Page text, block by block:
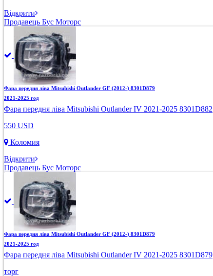
Відкрити
Продавець Бус Моторс
Фара передня ліва Mitsubishi Outlander GF (2012-) 8301D879
2021-2025 год
Фара передня ліва Mitsubishi Outlander IV 2021-2025 8301D882
550 USD
Коломия
Відкрити
Продавець Бус Моторс
Фара передня ліва Mitsubishi Outlander GF (2012-) 8301D879
2021-2025 год
Фара передня ліва Mitsubishi Outlander IV 2021-2025 8301D879
торг